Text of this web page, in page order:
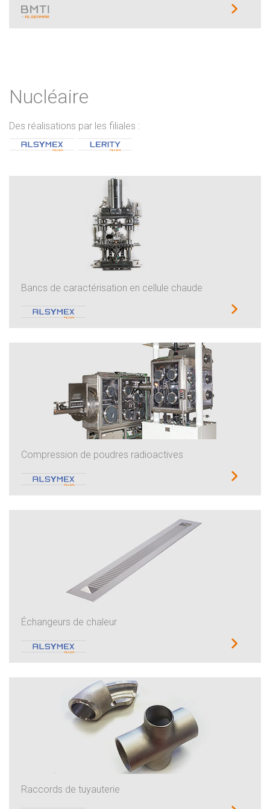
Nucléaire
Des réalisations par les filiales :
Bancs de caractérisation en cellule chaude
Compression de poudres radioactives
Échangeurs de chaleur
Raccords de tuyauterie